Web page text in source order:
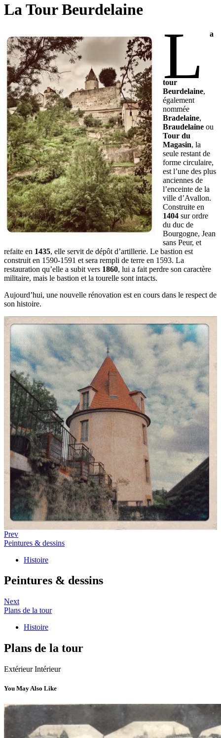
La Tour Beurdelaine
L a
tour
Beurdelaine,
également
nommée
Bradelaine,
Braudelaine ou
Tour du
Magasin, la
seule restant de
forme circulaire,
est l’une des plus
anciennes de
l’enceinte de la
ville d’Avallon.
Construite en
1404 sur ordre
du duc de
Bourgogne, Jean
sans Peur, et
refaite en 1435, elle servit de dépôt d’artillerie. Le bastion est
construit en 1590-1591 et sera rempli de terre en 1593. La
restauration qu’elle a subit vers 1860, lui a fait perdre son caractère
militaire, mais le bastion et la tourelle sont intacts.
Aujourd’hui, une nouvelle rénovation est en cours dans le respect de
son histoire.
Prev
Peintures & dessins
Histoire
Peintures & dessins
Next
Plans de la tour
Histoire
Plans de la tour
Extérieur Intérieur
You May Also Like